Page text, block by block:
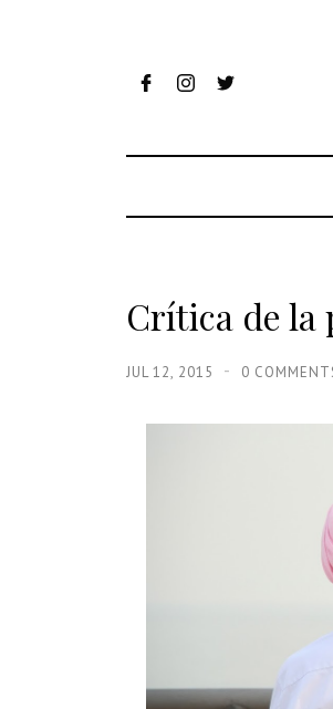
Crítica de la
JUL 12, 2015 0